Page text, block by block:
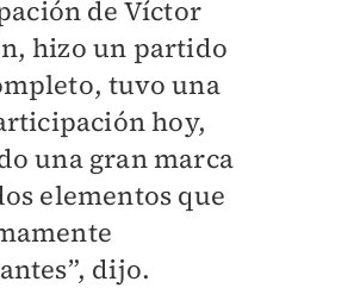
de Víctor
hizo un partido
tuvo una
hoy,
una gran marca
elementos que
dijo.